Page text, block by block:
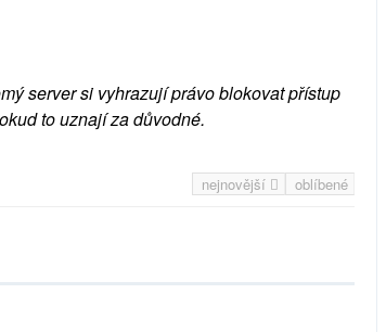
server si vyhrazují právo blokovat přístup
to uznají za důvodné.
nejnovější oblíbené